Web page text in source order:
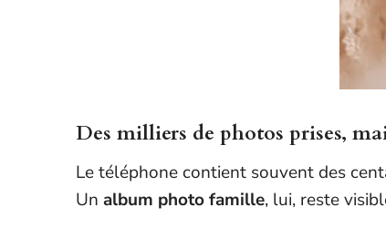
Des milliers de photos prises,
Le téléphone contient souvent des
Un album photo famille, lui, reste